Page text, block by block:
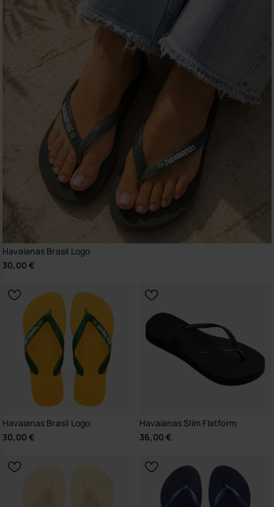
Havaianas Brasil Logo
30,00 €
Havaianas Brasil Logo
30,00 €
Havaianas Slim Flatform
36,00 €